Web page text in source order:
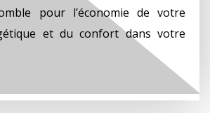
pour l’économie de votre
et du confort dans votre